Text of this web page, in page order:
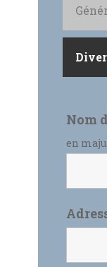
Nom
en